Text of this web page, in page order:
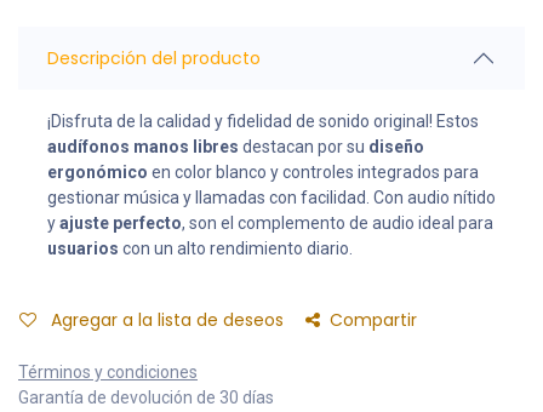
Descripción del producto
¡Disfruta de la calidad y fidelidad de sonido original! Estos
audífonos manos libres destacan por su diseño
ergonómico en color blanco y controles integrados para
gestionar música y llamadas con facilidad. Con audio nítido
yajuste perfecto, son el complemento de audio ideal para
usuarios con un alto rendimiento diario.
Agregar a la lista de deseos Compartir
Términos y condiciones
Garantía de devolución de 30 días